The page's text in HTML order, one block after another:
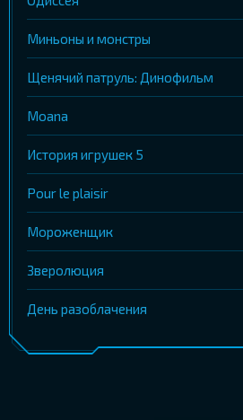
Миньоны и монстры
Щенячий патруль: Динофильм
Moana
История игрушек 5
Pour le plaisir
Мороженщик
Зверолюция
День разоблачения